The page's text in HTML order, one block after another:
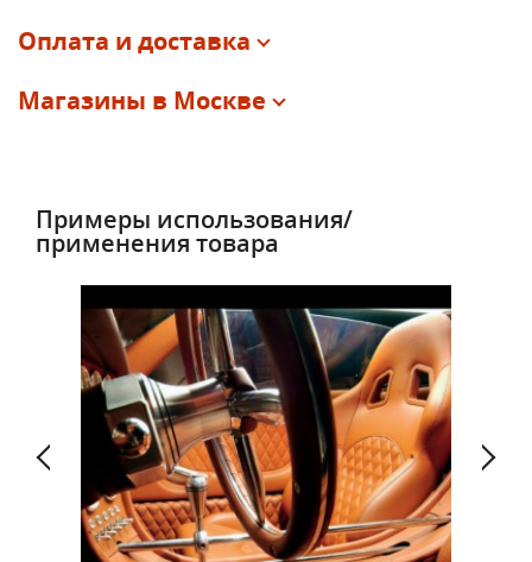
Оплата и доставка
Магазины в Москве
Примеры использования/
применения товара